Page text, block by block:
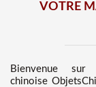
VOTRE
Bienvenue sur
chinoise